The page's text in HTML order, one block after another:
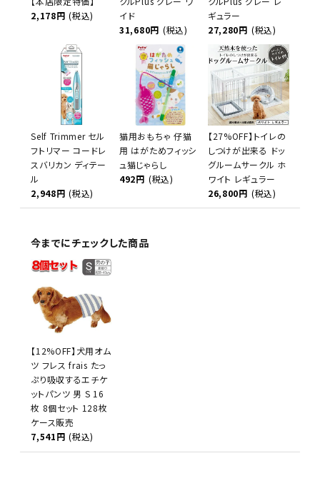
2,178円 (税込)
イド
31,680円 (税込)
ギュラー
27,280円 (税込)
Self Trimmer セル
フトリマー コードレ
スバリカン ディテー
ル
2,948円 (税込)
猫用おもちゃ 仔猫
用 はがためフィッシ
ュ猫じゃらし
492円 (税込)
【27%OFF】トイレの
しつけが出来る ドッ
グルームサークル ホ
ワイト レギュラー
26,800円 (税込)
今までにチェックした商品
【12%OFF】犬用オム
ツ フレス frais たっ
ぷり吸収するエチケ
ットパンツ 男 S 16
枚 8個セット 128枚
ケース販売
7,541円 (税込)